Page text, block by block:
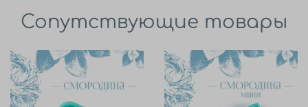
Сопутствующие товары